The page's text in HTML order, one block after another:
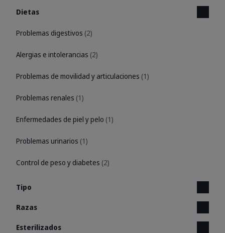
Dietas
Problemas digestivos (2)
Alergias e intolerancias (2)
Problemas de movilidad y articulaciones (1)
Problemas renales (1)
Enfermedades de piel y pelo (1)
Problemas urinarios (1)
Control de peso y diabetes (2)
Tipo
Razas
Esterilizados